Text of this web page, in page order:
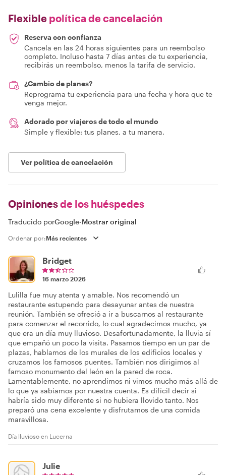
Flexible política de cancelación
Reserva con confianza
Cancela en las 24 horas siguientes para un reembolso
completo. Incluso hasta 7 días antes de tu experiencia,
recibirás un reembolso, menos la tarifa de servicio.
¿Cambio de planes?
Reprograma tu experiencia para una fecha y hora que te
venga mejor.
Adorado por viajeros de todo el mundo
Simple y flexible: tus planes, a tu manera.
Ver política de cancelación
Opinionesde los huéspedes
Traducido porGoogle-Mostrar original
Ordenar por:
Bridget
16 marzo 2026
Lulilla fue muy atenta y amable. Nos recomendó un
restaurante estupendo para desayunar antes de nuestra
reunión. También se ofreció a ir a buscarnos al restaurante
para comenzar el recorrido, lo cual agradecimos mucho, ya
que era un día muy lluvioso. Desafortunadamente, la lluvia sí
que empañó un poco la visita. Pasamos tiempo en un par de
plazas, hablamos de los murales de los edificios locales y
cruzamos los famosos puentes. También nos dirigimos al
famoso monumento del león en la pared de roca.
Lamentablemente, no aprendimos ni vimos mucho más allá de
lo que ya sabíamos por nuestra cuenta. Es difícil decir si
habría sido muy diferente si no hubiera llovido tanto. Nos
preparó una cena excelente y disfrutamos de una comida
maravillosa.
Día lluvioso en Lucerna
Julie